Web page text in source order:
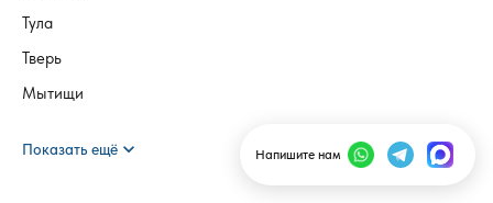
Тула
Тверь
Мытищи
Показать ещё expand_more Напишите нам